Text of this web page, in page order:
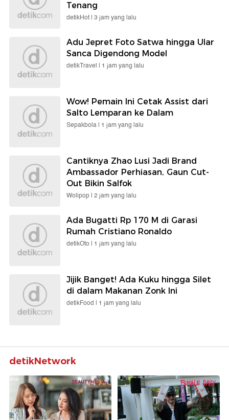
Tenang
detikHot | 3 jam yang lalu
Adu Jepret Foto Satwa hingga Ular
Sanca Digendong Model
detikTravel | 1 jam yang lalu
Wow! Pemain Ini Cetak Assist dari
Salto Lemparan ke Dalam
Sepakbola | 1 jam yang lalu
Cantiknya Zhao Lusi Jadi Brand
Ambassador Perhiasan, Gaun Cut-
Out Bikin Salfok
Wolipop | 2 jam yang lalu
Ada Bugatti Rp 170 M di Garasi
Rumah Cristiano Ronaldo
detikOto | 1 jam yang lalu
Jijik Banget! Ada Kuku hingga Silet
di dalam Makanan Zonk Ini
detikFood | 1 jam yang lalu
detikNetwork